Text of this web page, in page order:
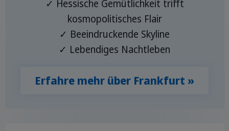
✓ Hessische Gemütlichkeit trifft
kosmopolitisches Flair
✓ Beeindruckende Skyline
✓ Lebendiges Nachtleben
Erfahre mehr über Frankfurt »